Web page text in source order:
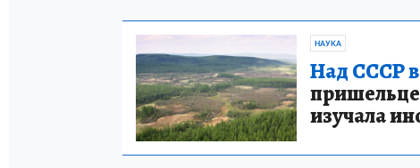
НАУКА
Над СССР
изучала